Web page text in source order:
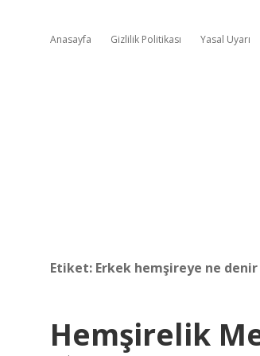
Anasayfa Gizlilik Politikası Yasal Uyarı
Etiket: Erkek hemşireye ne denir
Hemşirelik